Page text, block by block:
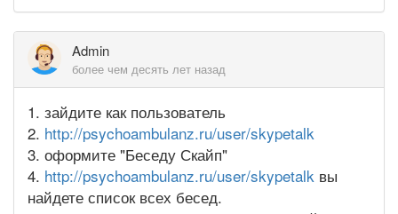
Admin
более чем десять лет назад
1. зайдите как пользователь
2. http://psychoambulanz.ru/user/skypetalk
3. оформите "Беседу Скайп"
4. http://psychoambulanz.ru/user/skypetalk вы
найдете список всех бесед.